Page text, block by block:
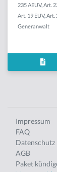
235 AEUV, Art.
Art. 19 EUV, Art.
Generanwalt
Impressum
FAQ
Datenschutz
AGB
Paket